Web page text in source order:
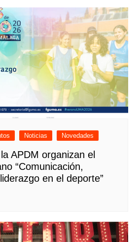
Noticias Novedades
APDM organizan el
“Comunicación,
en el deporte”